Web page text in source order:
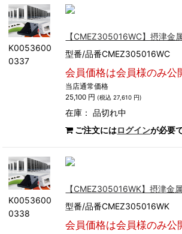
K0053600
0337
【CMEZ305016WC】摂津金
型番/品番CMEZ305016WC
会員価格は会員様のみ公
当店通常価格
25,100 円 (税込 27,610 円)
在庫：品切れ中
ご注文にはログインが必要
K0053600
0338
【CMEZ305016WK】摂津金
型番/品番CMEZ305016WK
会員価格は会員様のみ公